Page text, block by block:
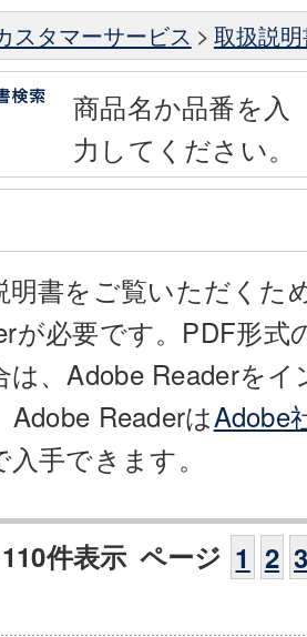
スタマーサービス > 取扱説
商品名か品番を入
力してください。
明書をご覧いただくた
が必要です。PDF形
は、Adobe Readerを
Adobe ReaderはAdobe
手できます。
件表示 ページ 1 2